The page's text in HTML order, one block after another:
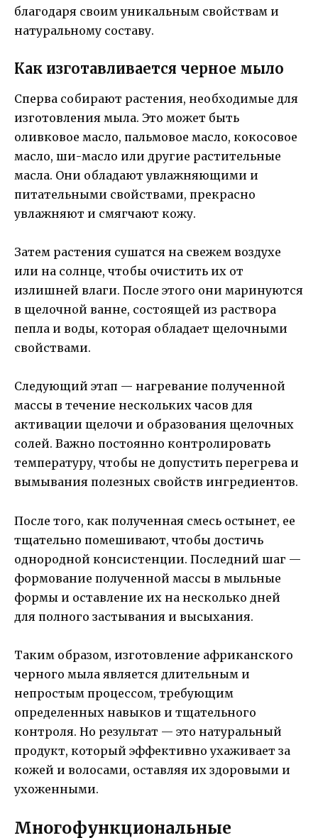
благодаря своим уникальным свойствам и
натуральному составу.
Как изготавливается черное мыло
Сперва собирают растения, необходимые для
изготовления мыла. Это может быть
оливковое масло, пальмовое масло, кокосовое
масло, ши-масло или другие растительные
масла. Они обладают увлажняющими и
питательными свойствами, прекрасно
увлажняют и смягчают кожу.
Затем растения сушатся на свежем воздухе
или на солнце, чтобы очистить их от
излишней влаги. После этого они маринуются
в щелочной ванне, состоящей из раствора
пепла и воды, которая обладает щелочными
свойствами.
Следующий этап — нагревание полученной
массы в течение нескольких часов для
активации щелочи и образования щелочных
солей. Важно постоянно контролировать
температуру, чтобы не допустить перегрева и
вымывания полезных свойств ингредиентов.
После того, как полученная смесь остынет, ее
тщательно помешивают, чтобы достичь
однородной консистенции. Последний шаг —
формование полученной массы в мыльные
формы и оставление их на несколько дней
для полного застывания и высыхания.
Таким образом, изготовление африканского
черного мыла является длительным и
непростым процессом, требующим
определенных навыков и тщательного
контроля. Но результат — это натуральный
продукт, который эффективно ухаживает за
кожей и волосами, оставляя их здоровыми и
ухоженными.
Многофункциональные